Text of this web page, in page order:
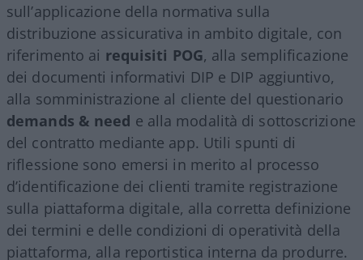
sull’applicazione della normativa sulla
distribuzione assicurativa in ambito digitale, con
riferimento ai requisiti POG, alla semplificazione
dei documenti informativi DIP e DIP aggiuntivo,
alla somministrazione al cliente del questionario
demands & need e alla modalità di sottoscrizione
del contratto mediante app. Utili spunti di
riflessione sono emersi in merito al processo
d’identificazione dei clienti tramite registrazione
sulla piattaforma digitale, alla corretta definizione
dei termini e delle condizioni di operatività della
piattaforma, alla reportistica interna da produrre.